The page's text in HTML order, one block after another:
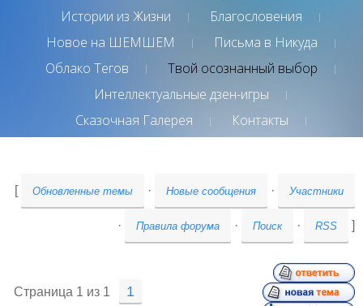
Истории из Жизни
Благословения
Новое на ШЕМШЕМ
Письма в Никуда
Облако Тегов
Твой осознанный выбор
Интеллектуальные дзен-игры
Сказочная Галерея
Контакты
[ Обновленные темы · Новые сообщения · Участники
· Правила форума · Поиск · RSS ]
Страница 1 из 1 1